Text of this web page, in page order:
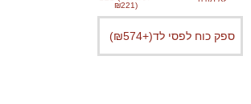
₪221)
ספק כוח לפסי לד(+₪574)